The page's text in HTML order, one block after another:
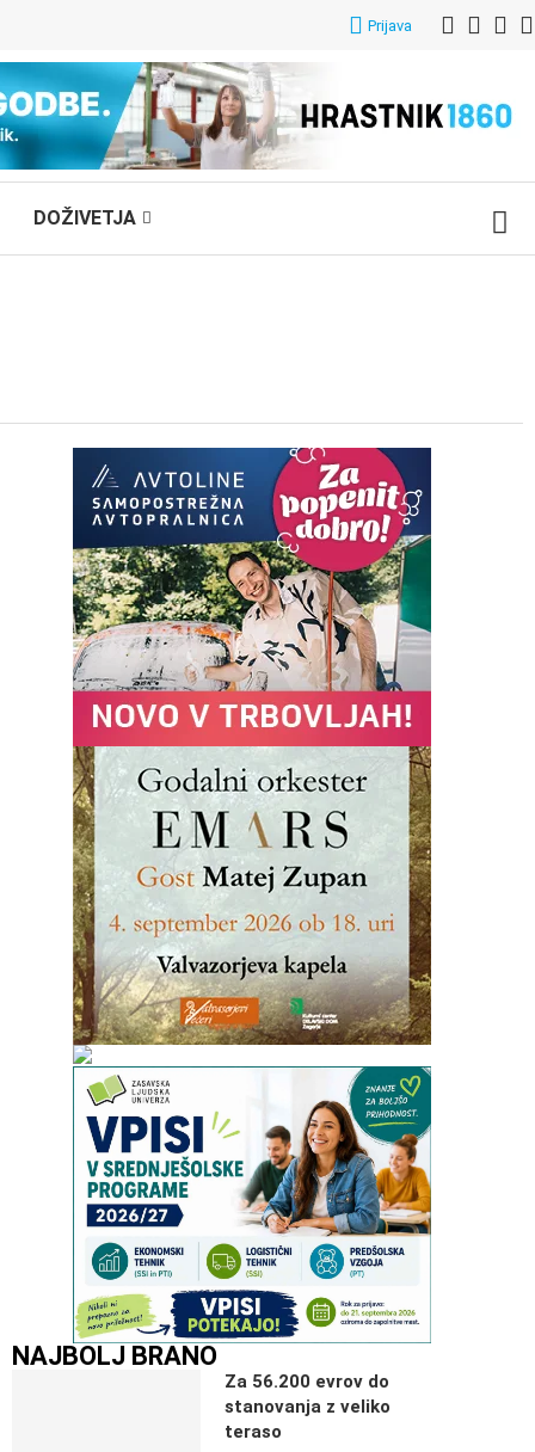
Prijava
DOŽIVETJA
NAJBOLJ BRANO
Za 56.200 evrov do
stanovanja z veliko
teraso